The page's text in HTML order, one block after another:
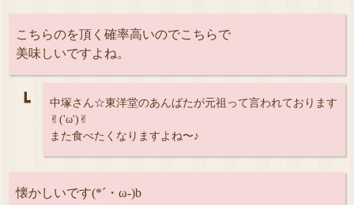
こちらのを頂く確率高いのでこちらで
美味しいですよね。
┗
中塚さん☆東洋堂のあんばたが元祖って言われております
✌︎('ω')✌︎
また食べたくなりますよね〜♪
懐かしいです(*´・ω-)b